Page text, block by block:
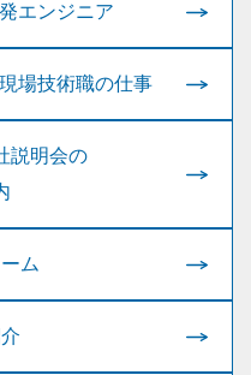
エンジニア
場技術職の仕事
説明会の
ム